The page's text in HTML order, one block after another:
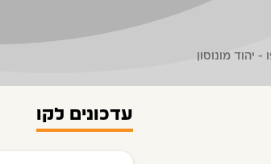
עדכונים לקו